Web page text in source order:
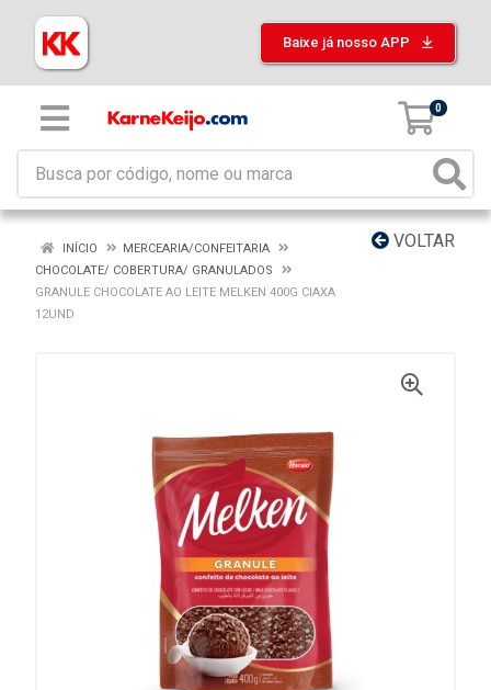
Baixe já nosso APP
0
VOLTAR
INÍCIO
MERCEARIA/CONFEITARIA
CHOCOLATE/ COBERTURA/ GRANULADOS
GRANULE CHOCOLATE AO LEITE MELKEN 400G CIAXA
12UND